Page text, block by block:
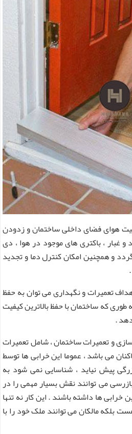
هوای فضای داخلی ساختمان و زدودن
و غبار ، باکتری های موجود در هوا ، دی
و همچنین امکان کنترل دما و تجدید
تعمیرات و نگهداری می توان به حفظ
که ساختمان با حفظ بالاترین کیفیت
.
و تعمیرات ساختمان ، شامل تعمیرات
می باشد ، عموما این خرابی ها توسط
پیش نیاید ، شناسایی نمی شود به
می توانند نقش بسیار مهمی را در
ها داشته باشند . این کار نه تنها
بلکه مالکان می توانند ملک خود را با